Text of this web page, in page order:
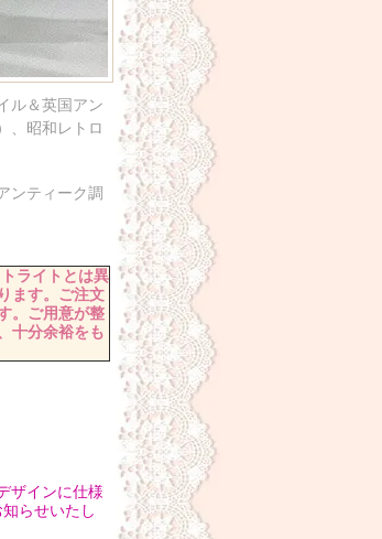
ル＆英国アン
、昭和レトロ
ンティーク調
ライトとは異
ます。ご注文
。ご用意が整
十分余裕をも
ザインに仕様
らせいたし